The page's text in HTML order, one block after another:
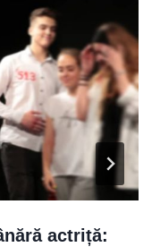
actriță: